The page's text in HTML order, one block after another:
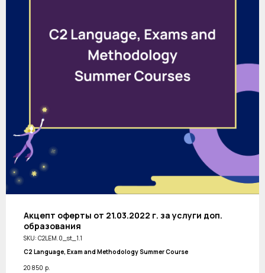
Акцепт оферты от 21.03.2022 г. за услуги доп.
образования
SKU: C2LEM.0_st_1.1
С2 Language, Exam and Methodology Summer Course
20 850 р.